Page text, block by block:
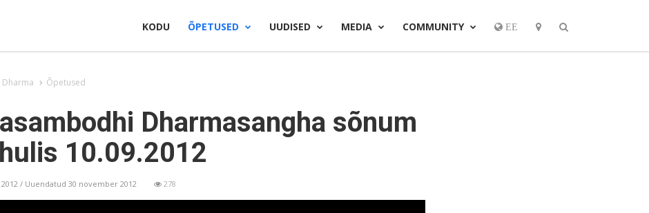
KODU ÕPETUSED UUDISED MEDIA COMMUNITY EE
Õpetused
Dharmasangha sõnum
10.09.2012
/ Uuendatud 30 november 2012 278